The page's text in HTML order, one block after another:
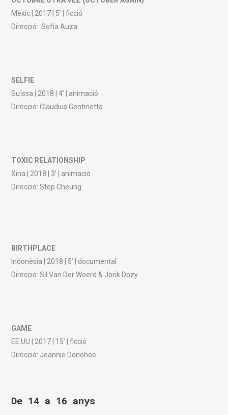
Mèxic | 2017 | 5’ | ficció
Direcció: Sofía Auza
SELFIE
Suïssa | 2018 | 4’ | animació
Direcció: Claudius Gentinetta
TOXIC RELATIONSHIP
Xina | 2018 | 3’ | animació
Direcció: Step Cheung
BIRTHPLACE
Indonèsia | 2018 | 5’ | documental
Direcció: Sil Van Der Woerd & Jorik Dozy
GAME
EE.UU | 2017 | 15’ | ficció
Direcció: Jeannie Donohoe
De 14 a 16 anys